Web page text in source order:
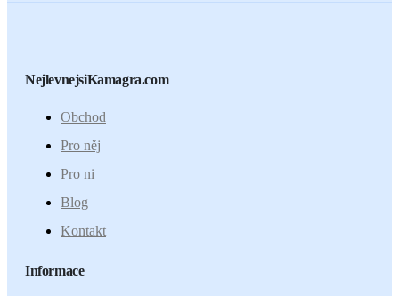
NejlevnejsiKamagra.com
Obchod
Pro něj
Pro ni
Blog
Kontakt
Informace